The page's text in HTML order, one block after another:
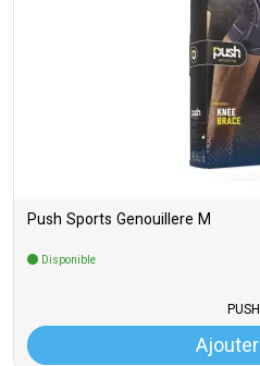
Push Sports Genouillere M
Disponible
PUSH
Ajouter